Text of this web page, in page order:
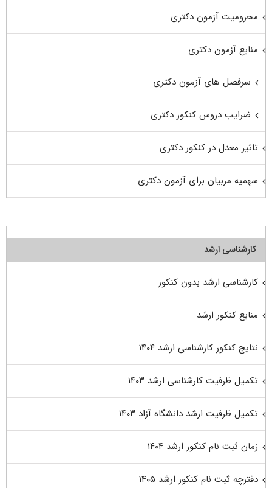
محرومیت آزمون دکتری
منابع آزمون دکتری
سرفصل های آزمون دکتری
ضرایب دروس کنکور دکتری
تاثیر معدل در کنکور دکتری
سهمیه مربیان برای آزمون دکتری
کارشناسی ارشد
کارشناسی ارشد بدون کنکور
منابع کنکور ارشد
نتایج کنکور کارشناسی ارشد ۱۴۰۴
تکمیل ظرفیت کارشناسی ارشد ۱۴۰۳
تکمیل ظرفیت ارشد دانشگاه آزاد ۱۴۰۳
زمان ثبت نام کنکور ارشد ۱۴۰۴
دفترچه ثبت نام کنکور ارشد ۱۴۰۵